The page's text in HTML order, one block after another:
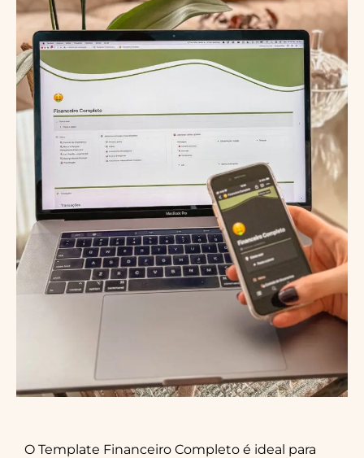
O Template Financeiro Completo é ideal para